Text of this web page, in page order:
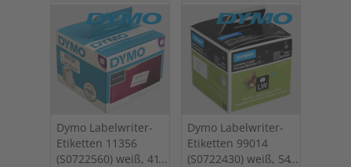
Dymo Labelwriter-
Etiketten 11356
(S0722560) weiß, 41
Dymo Labelwriter-
Etiketten 99014
(S0722430) weiß, 54